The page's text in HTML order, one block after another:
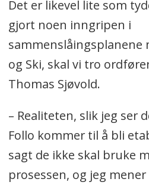
Det er likevel lite som
gjort noen inngripen i
sammenslåingsplanene
og Ski, skal vi tro
Thomas Sjøvold.
– Realiteten, slik jeg ser
Follo kommer til å bli
sagt de ikke skal bruke
prosessen, og jeg